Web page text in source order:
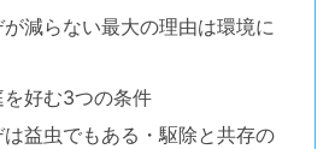
減らない最大の理由は環境に
好む3つの条件
益虫でもある・駆除と共存の